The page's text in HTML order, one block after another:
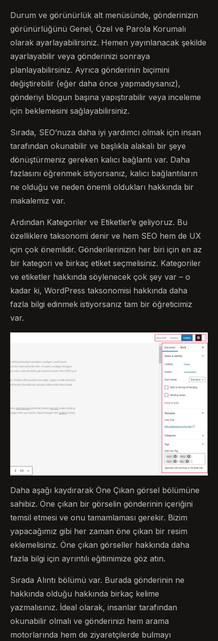
Durum ve görünürlük alt menüsünde, gönderinizin
görünürlüğünü Genel, Özel ve Parola Korumalı
olarak ayarlayabilirsiniz. Hemen yayınlanacak şekilde
ayarlayabilir veya gönderinizi sonraya
planlayabilirsiniz. Ayrıca gönderinin biçimini
değiştirebilir (eğer daha önce yapmadıysanız),
gönderiyi blogun başına yapıştırabilir veya inceleme
için beklemesini sağlayabilirsiniz.
Sırada, SEO’nuza daha iyi yardımcı olmak için insan
tarafından okunabilir ve başlıkla alakalı bir şeye
dönüştürmeniz gereken kalıcı bağlantı var. Daha
fazlasını öğrenmek istiyorsanız, kalıcı bağlantıların
ne olduğu ve neden önemli oldukları hakkında bir
makalemiz var.
Ardından Kategoriler ve Etiketler’e geliyoruz. Bu
özelliklere taksonomi denir ve hem SEO hem de UX
için çok önemlidir. Gönderilerinizin her biri için en az
bir kategori ve birkaç etiket seçmelisiniz. Kategoriler
ve etiketler hakkında söylenecek çok şey var – o
kadar ki, WordPress taksonomisi hakkında daha
fazla bilgi edinmek istiyorsanız tam bir öğreticimiz
var.
Daha aşağı kaydırarak Öne Çıkan görsel bölümüne
sahibiz. Öne çıkan bir görselin gönderinin içeriğini
temsil etmesi ve onu tamamlaması gerekir. Bizim
yapacağımız gibi her zaman öne çıkan bir resim
eklemelisiniz. Öne çıkan görseller hakkında daha
fazla bilgi için ayrıntılı eğitimimize göz atın.
Sırada Alıntı bölümü var. Burada gönderinin ne
hakkında olduğu hakkında birkaç kelime
yazmalısınız. İdeal olarak, insanlar tarafından
okunabilir olmalı ve gönderinizi hem arama
motorlarında hem de ziyaretçilerde bulmayı